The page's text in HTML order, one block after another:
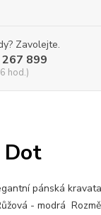
Zavolejte.
899
hod.)
Dot
pánská
- modrá